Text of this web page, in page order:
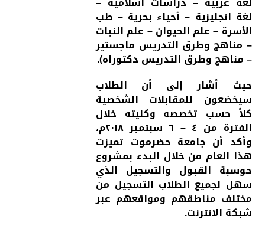
لغة انجليزية – أحياء بحرية – طب
الأسرة – علم الحيوان – علم النبات
– مناهج وطرق التدريس ماجستير
– مناهج وطرق التدريس دكتوراه).
حيث أشار إلى أن الطلاب
سيخضعون للمقابلات الشخصية
كلاً حسب تخصصه وكليته خلال
الفترة من ٤ – ٦ سبتمبر ٢٠١٨م،
وأكد أن جامعة حضرموت تميزت
هذا العام من خلال البدء بمشروع
حوسبة القبول والتسجيل الذي
سهل لجميع الطلاب التسجيل من
مختلف مناطقهم ومواقعهم عبر
شبكة الانترنت.